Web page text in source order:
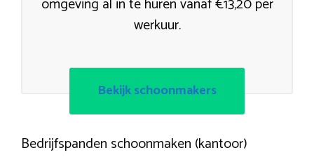
werkuur.
Bekijk schoonmakers
Bedrijfspanden schoonmaken (kantoor)